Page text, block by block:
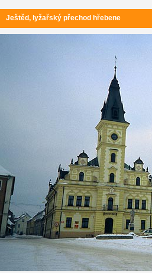
Ještěd, lyžařský přechod hřebene